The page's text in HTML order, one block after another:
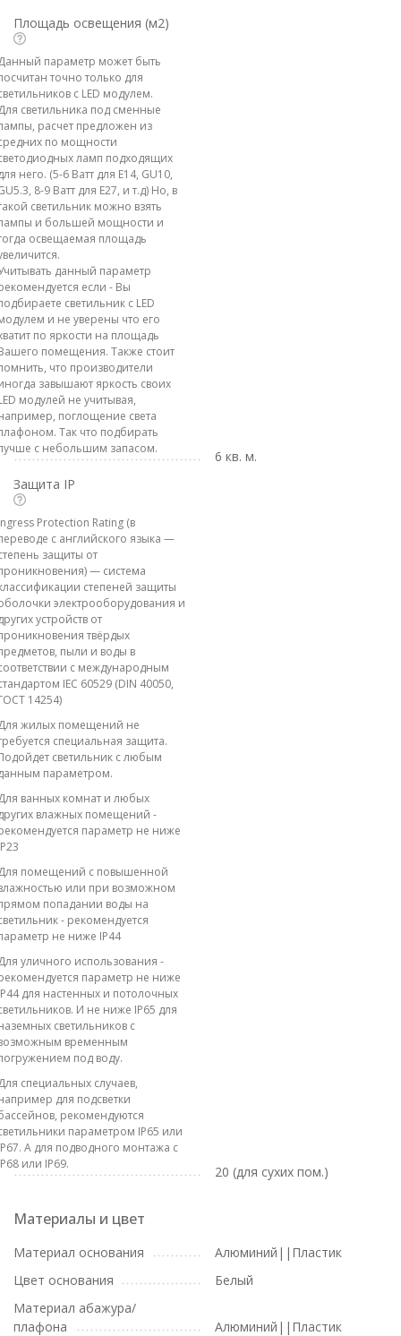
Площадь освещения (м2)
параметр может быть
точно только для
с LED модулем.
светильника под сменные
расчет предложен из
по мощности
ламп подходящих
него. (5-6 Ватт для E14, GU10,
8-9 Ватт для E27, и т.д) Но, в
светильник можно взять
и большей мощности и
освещаемая площадь
данный параметр
если - Вы
светильник с LED
и не уверены что его
по яркости на площадь
помещения. Также стоит
что производители
завышают яркость своих
модулей не учитывая,
поглощение света
Так что подбирать
с небольшим запасом.
6 кв. м.
Защита IP
Protection Rating (в
с английского языка —
защиты от
— система
степеней защиты
электрооборудования и
устройств от
твёрдых
пыли и воды в
с международным
IEC 60529 (DIN 40050,
14254)
жилых помещений не
специальная защита.
светильник с любым
параметром.
ванных комнат и любых
влажных помещений -
параметр не ниже
помещений с повышенной
или при возможном
попадании воды на
- рекомендуется
не ниже IP44
уличного использования -
параметр не ниже
для настенных и потолочных
И не ниже IP65 для
светильников с
временным
под воду.
специальных случаев,
для подсветки
рекомендуются
параметром IP65 или
А для подводного монтажа с
или IP69.
20 (для сухих пом.)
Материалы и цвет
Материал основания
Алюминий||Пластик
Цвет основания
Белый
Материал абажура/
плафона
Алюминий||Пластик